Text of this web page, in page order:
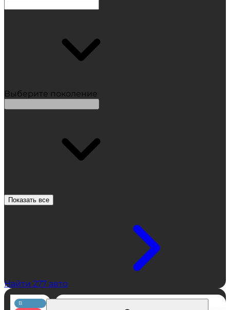
Выберите поколение
Показать все
Найти 277 авто
В